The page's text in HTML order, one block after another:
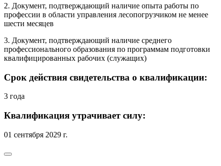
2. Документ, подтверждающий наличие опыта работы по
профессии в области управления лесопогрузчиком не менее
шести месяцев
3. Документ, подтверждающий наличие среднего
профессионального образования по программам подготовки
квалифицированных рабочих (служащих)
Срок действия свидетельства о квалификации:
3 года
Квалификация утрачивает силу:
01 сентября 2029 г.